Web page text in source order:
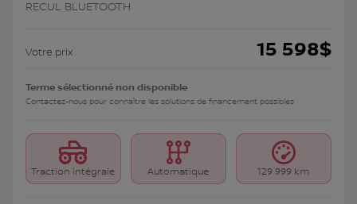
RECUL BLUETOOTH
Votre prix 15 598$
Terme sélectionné non disponible
Contactez-nous pour connaître les solutions de financement possibles
Traction intégrale Automatique 129 999 km